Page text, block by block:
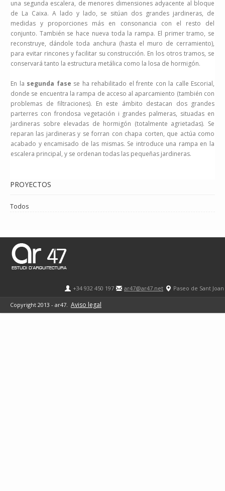
una segunda escalera, de menores dimensiones adyacente al bloque
de La Caixa. A lado y lado, se sitúan dos grandes jardineras, de
medidas y proporciones más en consonancia con el resto del
conjunto. También se hace nueva toda la rampa. El primer tramo, se
reconstruye, dándole toda anchura (hasta el muro de cerramiento),
para evitar rincones y facilitar su construcción. En los otros tramos, se
conservará tanto la estructura metálica como la losa de hormigón.
En la segunda fase se ha rehabilitado el frente con la calle Escorial,
donde se encuentra la rampa de acceso al aparcamiento (también con
problemas de filtraciones). En este ámbito destacan dos grandes
parterres con frondosa vegetación i grandes palmeras, situadas en
jardineras sobre elevadas de hormigón (totalmente agrietadas). Se
reparan las jardineras y se forran con chapa corten, que actúa como
acabado y encamisado de las mismas. Se introduce una rampa en la
escalera principal, y se ordenan todas las pequeñas jardineras.
PROYECTOS
Todos
+34 932 450 197 ar47@ar47.net Paseo de Sant
Copyright 2013 - ar47. Aviso legal